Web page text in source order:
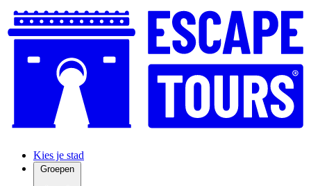
Kies je stad
Groepen